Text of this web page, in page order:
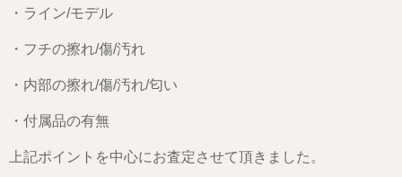
・ライン/モデル
・フチの擦れ/傷/汚れ
・内部の擦れ/傷/汚れ/匂い
・付属品の有無
上記ポイントを中心にお査定させて頂きました。